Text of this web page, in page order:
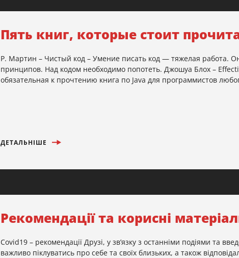
Пять книг, которые стоит
Р. Мартин – Чистый код – Умение писать код — тяжелая работа.
принципов. Над кодом необходимо попотеть. Джошуа Блох –
обязательная к прочтению книга по Java для программистов
ДЕТАЛЬНІШЕ
Рекомендації та корисні
Covid19 – рекомендації Друзі, у зв’язку з останніми подіями та
важливо піклуватись про себе та своїх близьких, а також